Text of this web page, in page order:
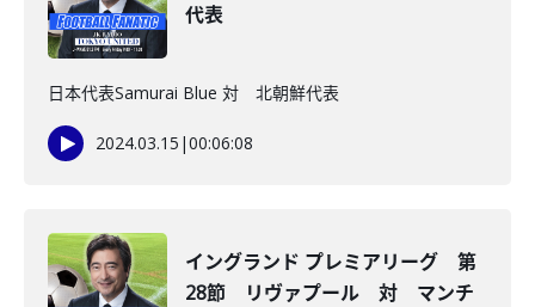
代表
日本代表Samurai Blue 対 北朝鮮代表
2024.03.15 |00:06:08
イングランド プレミアリーグ 第
28節 リヴァプール 対 マンチ